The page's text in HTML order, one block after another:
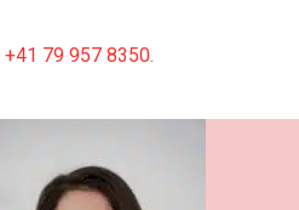
+41 79 957 8350.